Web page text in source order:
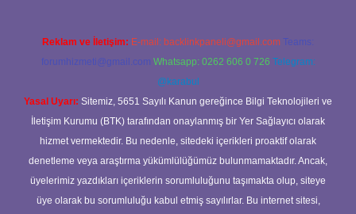
Reklam ve İletişim: E-mail: backlinkpaneli@gmail.com Teams:
forumhizmeti@gmail.com Whatsapp: 0262 606 0 726 Telegram:
@karabul
Yasal Uyarı: Sitemiz, 5651 Sayılı Kanun gereğince Bilgi Teknolojileri ve
İletişim Kurumu (BTK) tarafından onaylanmış bir Yer Sağlayıcı olarak
hizmet vermektedir. Bu nedenle, sitedeki içerikleri proaktif olarak
denetleme veya araştırma yükümlülüğümüz bulunmamaktadır. Ancak,
üyelerimiz yazdıkları içeriklerin sorumluluğunu taşımakta olup, siteye
üye olarak bu sorumluluğu kabul etmiş sayılırlar. Bu internet sitesi,